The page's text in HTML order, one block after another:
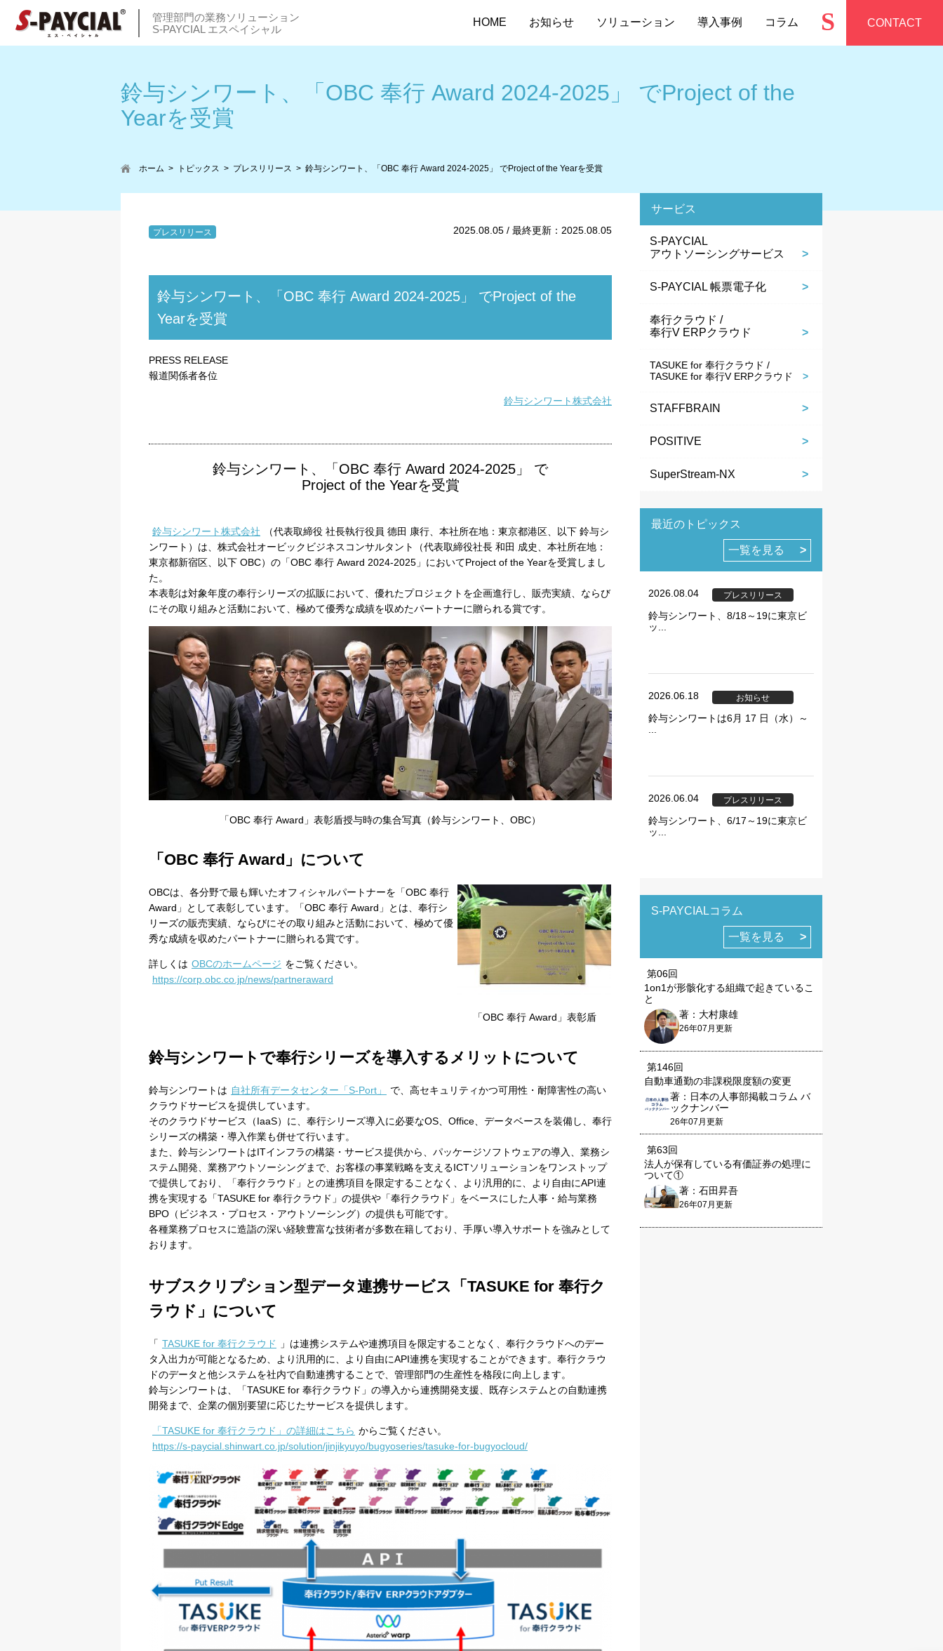
管理部門の業務ソリューション
S-PAYCIAL エスペイシャル
HOME お知らせ ソリューション 導入事例 コラム S CONTACT
鈴与シンワート、「OBC 奉行 Award 2024-2025」 でProject of the
Yearを受賞
ホーム トピックス プレスリリース 鈴与シンワート、「OBC 奉行 Award 2024-2025」 でProject of the Yearを受賞
プレスリリース 2025.08.05 / 最終更新：2025.08.05
鈴与シンワート、「OBC 奉行 Award 2024-2025」 でProject of the
Yearを受賞
PRESS RELEASE
報道関係者各位
鈴与シンワート株式会社
鈴与シンワート、「OBC 奉行 Award 2024-2025」 で
Project of the Yearを受賞
鈴与シンワート株式会社
（代表取締役 社長執行役員 德田 康行、本社所在地：東京都港区、以下 鈴与シ
ンワート）は、株式会社オービックビジネスコンサルタント（代表取締役社長 和田 成史、本社所在地：
東京都新宿区、以下 OBC）の「OBC 奉行 Award 2024-2025」においてProject of the Yearを受賞しまし
た。
本表彰は対象年度の奉行シリーズの拡販において、優れたプロジェクトを企画進行し、販売実績、ならび
にその取り組みと活動において、極めて優秀な成績を収めたパートナーに贈られる賞です。
「OBC 奉行 Award」表彰盾授与時の集合写真（鈴与シンワート、OBC）
「OBC 奉行 Award」について
OBCは、各分野で最も輝いたオフィシャルパートナーを「OBC 奉行
Award」として表彰しています。「OBC 奉行 Award」とは、奉行シ
リーズの販売実績、ならびにその取り組みと活動において、極めて優
秀な成績を収めたパートナーに贈られる賞です。
詳しくは OBCのホームページ をご覧ください。
https://corp.obc.co.jp/news/partneraward
「OBC 奉行 Award」表彰盾
鈴与シンワートで奉行シリーズを導入するメリットについて
鈴与シンワートは 自社所有データセンター「S-Port」
で、高セキュリティかつ可⽤性・耐障害性の⾼い
クラウドサービスを提供しています。
そのクラウドサービス（IaaS）に、奉行シリーズ導入に必要なOS、Office、データベースを装備し、奉行
シリーズの構築・導入作業も併せて行います。
また、鈴与シンワートはITインフラの構築・サービス提供から、パッケージソフトウェアの導入、業務シ
ステム開発、業務アウトソーシングまで、お客様の事業戦略を支えるICTソリューションをワンストップ
で提供しており、「奉行クラウド」との連携項目を限定することなく、より汎用的に、より自由にAPI連
携を実現する「TASUKE for 奉行クラウド」の提供や「奉行クラウド」をベースにした人事・給与業務
BPO（ビジネス・プロセス・アウトソーシング）の提供も可能です。
各種業務プロセスに造詣の深い経験豊富な技術者が多数在籍しており、手厚い導入サポートを強みとして
おります。
サブスクリプション型データ連携サービス「TASUKE for 奉行ク
ラウド」について
「 TASUKE for 奉行クラウド
」は連携システムや連携項目を限定することなく、奉行クラウドへのデー
タ入出力が可能となるため、より汎用的に、より自由にAPI連携を実現することができます。奉行クラウ
ドのデータと他システムを社内で自動連携することで、管理部門の生産性を格段に向上します。
鈴与シンワートは、「TASUKE for 奉行クラウド」の導入から連携開発支援、既存システムとの自動連携
開発まで、企業の個別要望に応じたサービスを提供します。
「TASUKE for 奉行クラウド」の詳細はこちら からご覧ください。
https://s-paycial.shinwart.co.jp/solution/jinjikyuyo/bugyoseries/tasuke-for-bugyocloud/
サービス
S-PAYCIAL
アウトソーシングサービス
S-PAYCIAL 帳票電子化
奉行クラウド /
奉行V ERPクラウド
TASUKE for 奉行クラウド /
TASUKE for 奉行V ERPクラウド
STAFFBRAIN
POSITIVE
SuperStream-NX
最近のトピックス
一覧を見る
2026.08.04 プレスリリース
鈴与シンワート、8/18～19に東京ビ
ッ...
2026.06.18 お知らせ
鈴与シンワートは6月 17 日（水）～
2026.06.04 プレスリリース
鈴与シンワート、6/17～19に東京ビ
ッ...
S-PAYCIALコラム
一覧を見る
第06回
1on1が形骸化する組織で起きているこ
と
著：大村康雄
26年07月更新
第146回
自動車通勤の非課税限度額の変更
著：日本の人事部掲載コラム バ
ックナンバー
26年07月更新
第63回
法人が保有している有価証券の処理に
ついて①
著：石田昇吾
26年07月更新
Cookie の確認と管理
プライバシー情報
不可欠な Cookie
パフォーマンス Cookie
ターゲティング Cookie
プライバシー情報
お客様が当サイトを訪れると、ブラウザに情報が保存される、またはブ
ラウザに保存された情報が取得されることがあります。情報の主な保存
訪問者による設定、デバイス情報などです。これらの情報はサイトを正
常に機能させる目的を中心に使われます。個人を直接特定できる情報が
保存されることは通常ありませんが、Web サイトのパーソナライズに使
われることはあります。鈴与シンワートではプライバシーの権利を尊重
しており、一部の Cookie については有効化を拒否できるよう配慮してい
ます。各カテゴリをクリックすることで、それらの Cookie に関する詳細
を確認し、当サイトにおけるデフォルト設定を変更できます。ただし、